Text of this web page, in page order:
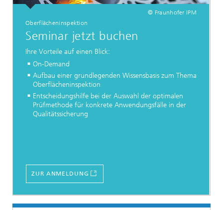
© Fraunhofer IPM
Oberflächeninspektion
Seminar jetzt buchen
Ihre Vorteile auf einen Blick:
On-Demand
Aufbau einer grundlegenden Wissensbasis zum Thema
Oberflächeninspektion
Entscheidungshilfe bei der Auswahl der optimalen
Prüfmethode für konkrete Anwendungsfälle in der
Qualitätssicherung
ZUR ANMELDUNG